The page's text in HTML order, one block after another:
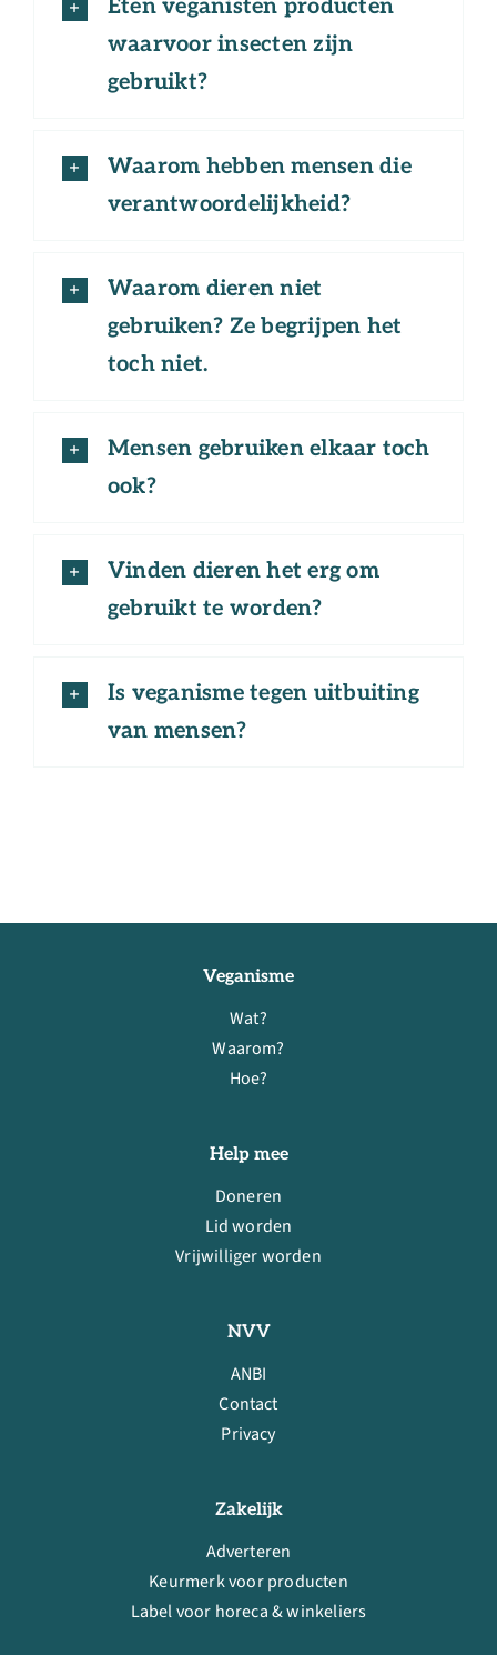
Eten veganisten producten
waarvoor insecten zijn
gebruikt?
Waarom hebben mensen die
verantwoordelijkheid?
Waarom dieren niet
gebruiken? Ze begrijpen het
toch niet.
Mensen gebruiken elkaar toch
ook?
Vinden dieren het erg om
gebruikt te worden?
Is veganisme tegen uitbuiting
van mensen?
Veganisme
Wat?
Waarom?
Hoe?
Help mee
Doneren
Lid worden
Vrijwilliger worden
NVV
ANBI
Contact
Privacy
Zakelijk
Adverteren
Keurmerk voor producten
Label voor horeca & winkeliers